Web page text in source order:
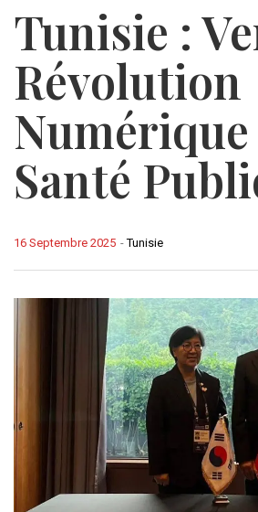
Tunisie :
Révolution
Numérique
Santé
-Tunisie
16 Septembre 2025